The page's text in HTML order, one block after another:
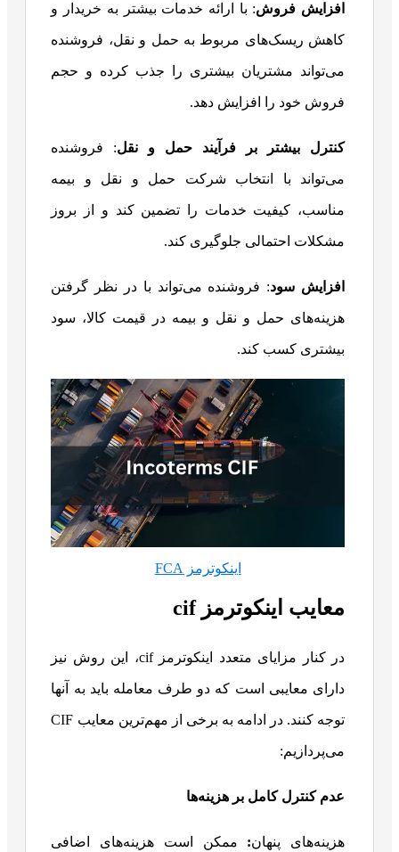
افزایش فروش: با ارائه خدمات بیشتر به خریدار و
کاهش ریسک‌های مربوط به حمل و نقل، فروشنده
می‌تواند مشتریان بیشتری را جذب کرده و حجم
فروش خود را افزایش دهد.
کنترل بیشتر بر فرآیند حمل و نقل: فروشنده
می‌تواند با انتخاب شرکت حمل و نقل و بیمه
مناسب، کیفیت خدمات را تضمین کند و از بروز
مشکلات احتمالی جلوگیری کند.
افزایش سود: فروشنده می‌تواند با در نظر گرفتن
هزینه‌های حمل و نقل و بیمه در قیمت کالا، سود
بیشتری کسب کند.
اینکوترمز FCA
معایب اینکوترمز cif
در کنار مزایای متعدد اینکوترمز cif، این روش نیز
دارای معایبی است که دو طرف معامله باید به آنها
توجه کنند. در ادامه به برخی از مهم‌ترین معایب CIF
می‌پردازیم:
عدم کنترل کامل بر هزینه‌ها
هزینه‌های پنهان: ممکن است هزینه‌های اضافی